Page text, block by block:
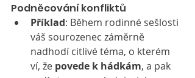
Podněcování konfliktů
Příklad: Během rodinné sešlosti
váš sourozenec záměrně
nadhodí citlivé téma, o kterém
ví, že povede k hádkám, a pak